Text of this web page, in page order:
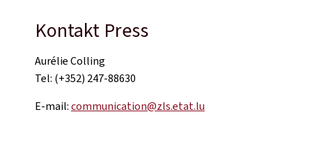
Kontakt Press
Aurélie Colling
Tel: (+352) 247-88630
E-mail:communication@zls.etat.lu